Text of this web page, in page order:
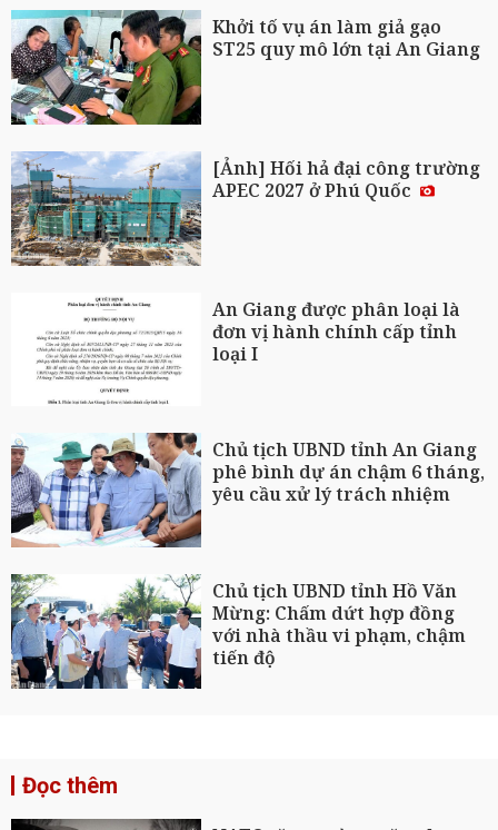
Khởi tố vụ án làm giả gạo
ST25 quy mô lớn tại An Giang
[Ảnh] Hối hả đại công trường
APEC 2027 ở Phú Quốc
An Giang được phân loại là
đơn vị hành chính cấp tỉnh
loại I
Chủ tịch UBND tỉnh An Giang
phê bình dự án chậm 6 tháng,
yêu cầu xử lý trách nhiệm
Chủ tịch UBND tỉnh Hồ Văn
Mừng: Chấm dứt hợp đồng
với nhà thầu vi phạm, chậm
tiến độ
Đọc thêm